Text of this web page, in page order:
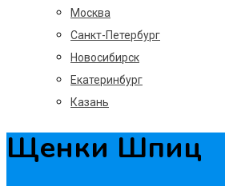
Москва
Санкт-Петербург
Новосибирск
Екатеринбург
Казань
Щенки Шпиц